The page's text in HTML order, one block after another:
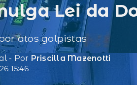
Lei da
atos golpistas
- Por Priscilla Mazenotti
15:46